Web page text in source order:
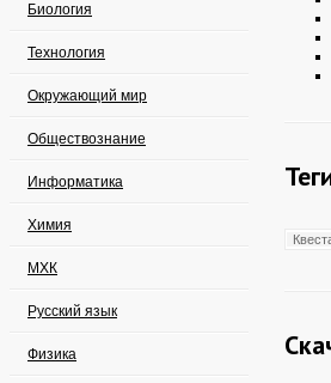
Биология
Технология
Окружающий мир
Обществознание
Информатика
Химия
МХК
Русский язык
Физика